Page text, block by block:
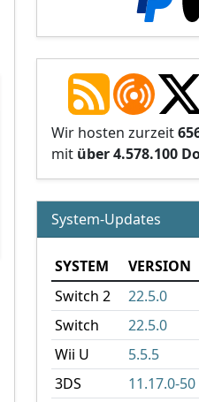
Wir hosten zurzeit
mit über 4.578.100
System-Updates
SYSTEM VERSION
Switch 2
22.5.0
Switch
22.5.0
Wii U
5.5.5
3DS
11.17.0-50